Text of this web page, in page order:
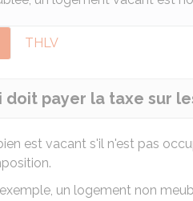
THLV
doit payer la taxe sur
est vacant s'il n'est pas
un logement non